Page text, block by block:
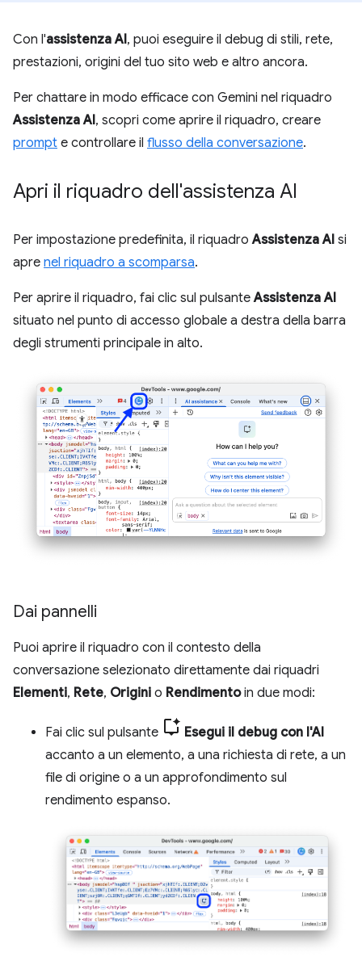
Con l'assistenza AI, puoi eseguire il debug di stili, rete,
prestazioni, origini del tuo sito web e altro ancora.
Per chattare in modo efficace con Gemini nel riquadro
Assistenza AI, scopri come aprire il riquadro, creare
prompt e controllare il flusso della conversazione.
Apri il riquadro dell'assistenza AI
Per impostazione predefinita, il riquadroAssistenza AI si
apre nel riquadro a scomparsa.
Per aprire il riquadro, fai clic sul pulsanteAssistenza AI
situato nel punto di accesso globale a destra della barra
degli strumenti principale in alto.
Dai pannelli
Puoi aprire il riquadro con il contesto della
conversazione selezionato direttamente dai riquadri
Elementi, Rete, Origini o Rendimentoin due modi:
Fai clic sul pulsante
Esegui il debug con l'AI
accanto a un elemento, a una richiesta di rete, a un
file di origine o a un approfondimento sul
rendimento espanso.